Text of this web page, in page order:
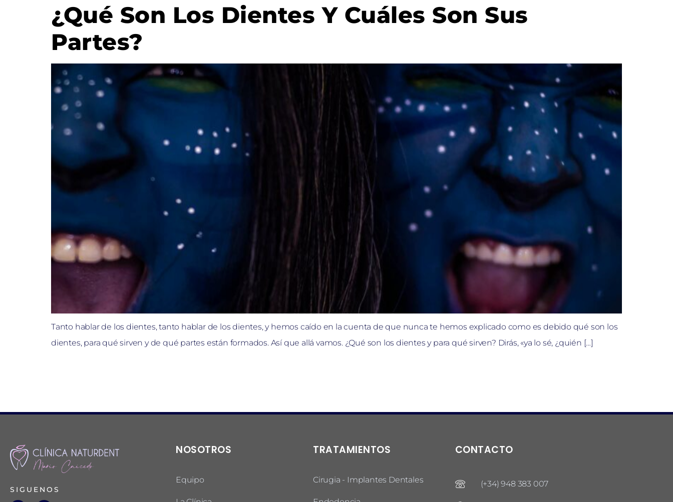
¿Qué Son Los Dientes Y Cuáles Son Sus
Partes?
Tanto hablar de los dientes, tanto hablar de los dientes, y hemos caído en la cuenta de que nunca te hemos explicado como es debido qué son los
dientes, para qué sirven y de qué partes están formados. Así que allá vamos. ¿Qué son los dientes y para qué sirven? Dirás, «ya lo sé, ¿quién […]
SIGUENOS
NOSOTROS
Equipo
TRATAMIENTOS
Cirugia - Implantes Dentales
CONTACTO
(+34) 948 383 007